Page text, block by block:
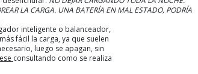
LA CARGA. UNA BATERÍA EN MAL ESTADO, PODRÍA
inteligente o balanceador,
fácil la carga, ya que suelen
luego se apagan, sin
consultando como se realiza